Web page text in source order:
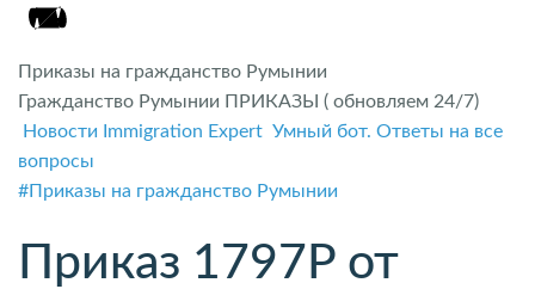
Приказы на гражданство Румынии
Гражданство Румынии ПРИКАЗЫ ( обновляем 24/7)
Новости Immigration Expert Умный бот. Ответы на все
вопросы
#Приказы на гражданство Румынии
Приказ 1797P от